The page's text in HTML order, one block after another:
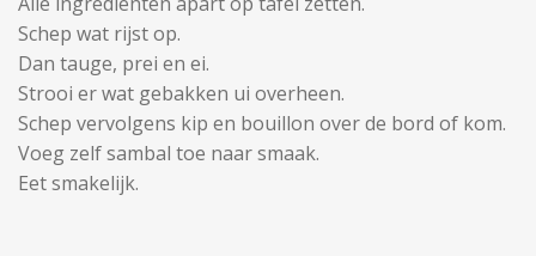
Schep wat rijst op.
Dan tauge, prei en ei.
Strooi er wat gebakken ui overheen.
Schep vervolgens kip en bouillon over de bord of kom.
Voeg zelf sambal toe naar smaak.
Eet smakelijk.